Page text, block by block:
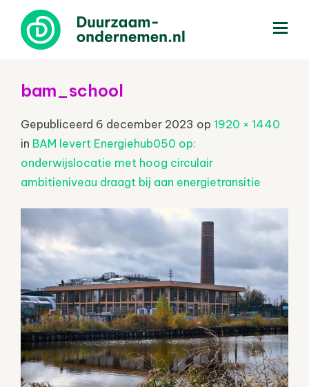
bam_school
Gepubliceerd 6 december 2023 op 1920 × 1440
in BAM levert Energiehub050 op:
onderwijslocatie met hoog circulair
ambitieniveau draagt bij aan energietransitie